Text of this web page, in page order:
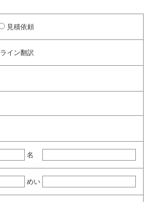
見積依頼
イン翻訳
名
めい